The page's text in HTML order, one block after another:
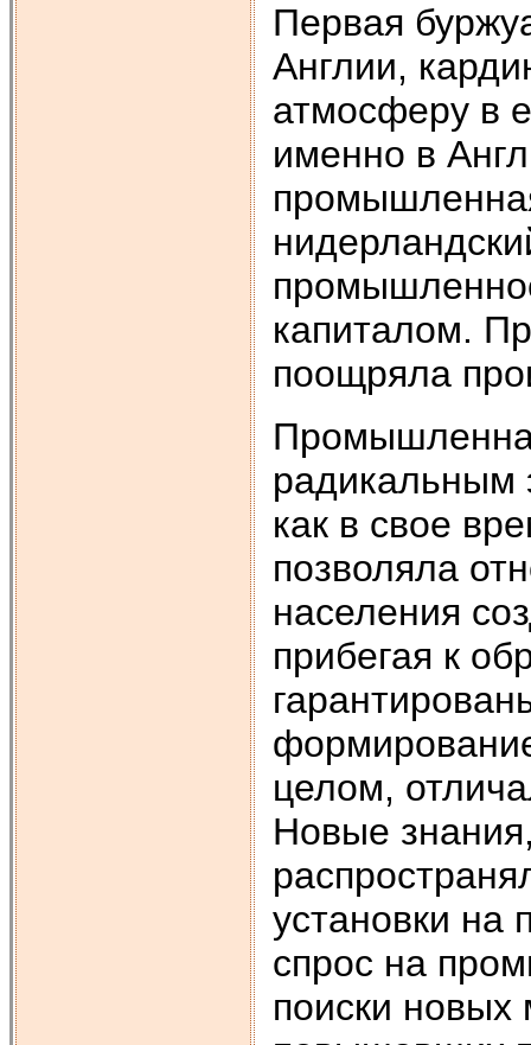
Первая
Англии,
атмосферу в
именно в
капиталом.
поощряла
радикальным
как в свое
позволяла
населения
прибегая к
целом,
Новые
установки на
спрос на
поиски новых